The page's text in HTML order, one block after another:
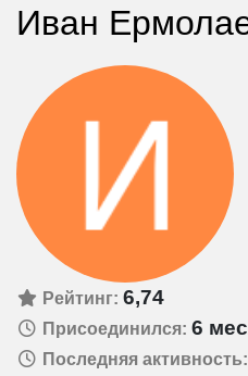
Иван
Рейтинг: 6,74
Присоединился: 6
Последняя активность: